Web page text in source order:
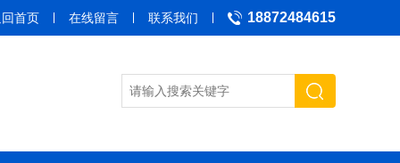
18872484615
首页 在线留言 联系我们